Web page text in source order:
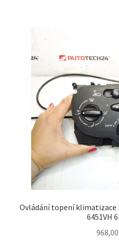
Ovládání topení klimatizace
6451VH
968,00